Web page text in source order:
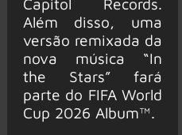
Além disso, uma
versão remixada da
nova música “In
the Stars” fará
parte do FIFA World
Cup 2026 Album™.